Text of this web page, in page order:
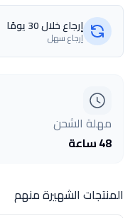
إرجاع خلال 30 يومًا
إرجاع سهل
مهلة الشحن
48 ساعة
المنتجات الشهيرة منهم